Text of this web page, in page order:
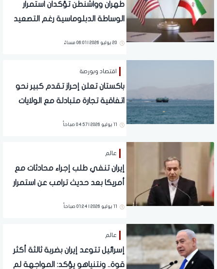
طهران وواشنطن تؤكدان استمرار
الوساطة الدبلوماسية رغم التصعيد
20 يوليو 2026 | 06:01 مساءً
اقتصاد وبورصة
باكستان تعلن إحراز تقدم كبير نحو
اتفاقية تجارة متبادلة مع الولايات
11 يوليو 2026 | 04:57 صباحاً
عالم
إيران تنفي طلب إجراء محادثات مع
أمريكا بعد حديث ترامب عن استمرار
11 يوليو 2026 | 01:24 صباحاً
عالم
إسرائيل تتوعد إيران بضربة ثالثة أكثر
قوة.. ونتنياهو يؤكد: المواجهة لم